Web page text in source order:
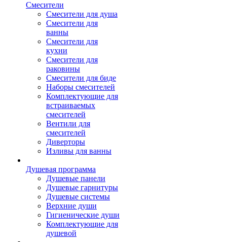
Смесители
Смесители для душа
Смесители для
ванны
Смесители для
кухни
Смесители для
раковины
Смесители для биде
Наборы смесителей
Комплектующие для
встраиваемых
смесителей
Вентили для
смесителей
Диверторы
Изливы для ванны
Душевая программа
Душевые панели
Душевые гарнитуры
Душевые системы
Верхние души
Гигиенические души
Комплектующие для
душевой